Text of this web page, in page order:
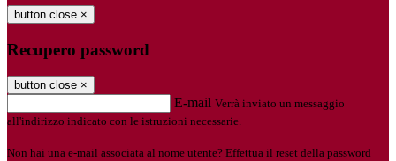
button close ×
Recupero password
button close ×
E-mail Verrà inviato un messaggio
all'indirizzo indicato con le istruzioni necessarie.
Non hai una e-mail associata al nome utente? Effettua il reset della password